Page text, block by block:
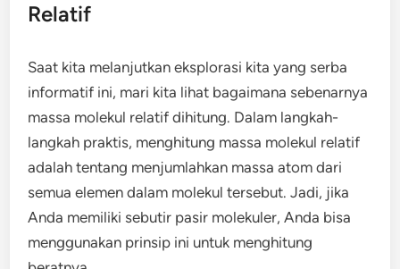
Relatif
Saat kita melanjutkan eksplorasi kita yang serba
informatif ini, mari kita lihat bagaimana sebenarnya
massa molekul relatif dihitung. Dalam langkah-
langkah praktis, menghitung massa molekul relatif
adalah tentang menjumlahkan massa atom dari
semua elemen dalam molekul tersebut. Jadi, jika
Anda memiliki sebutir pasir molekuler, Anda bisa
menggunakan prinsip ini untuk menghitung